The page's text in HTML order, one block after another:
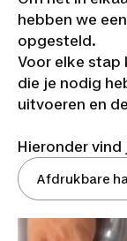
hebben we
opgesteld.
Voor elke stap
die je nodig
uitvoeren en
Hieronder
Afdrukbare